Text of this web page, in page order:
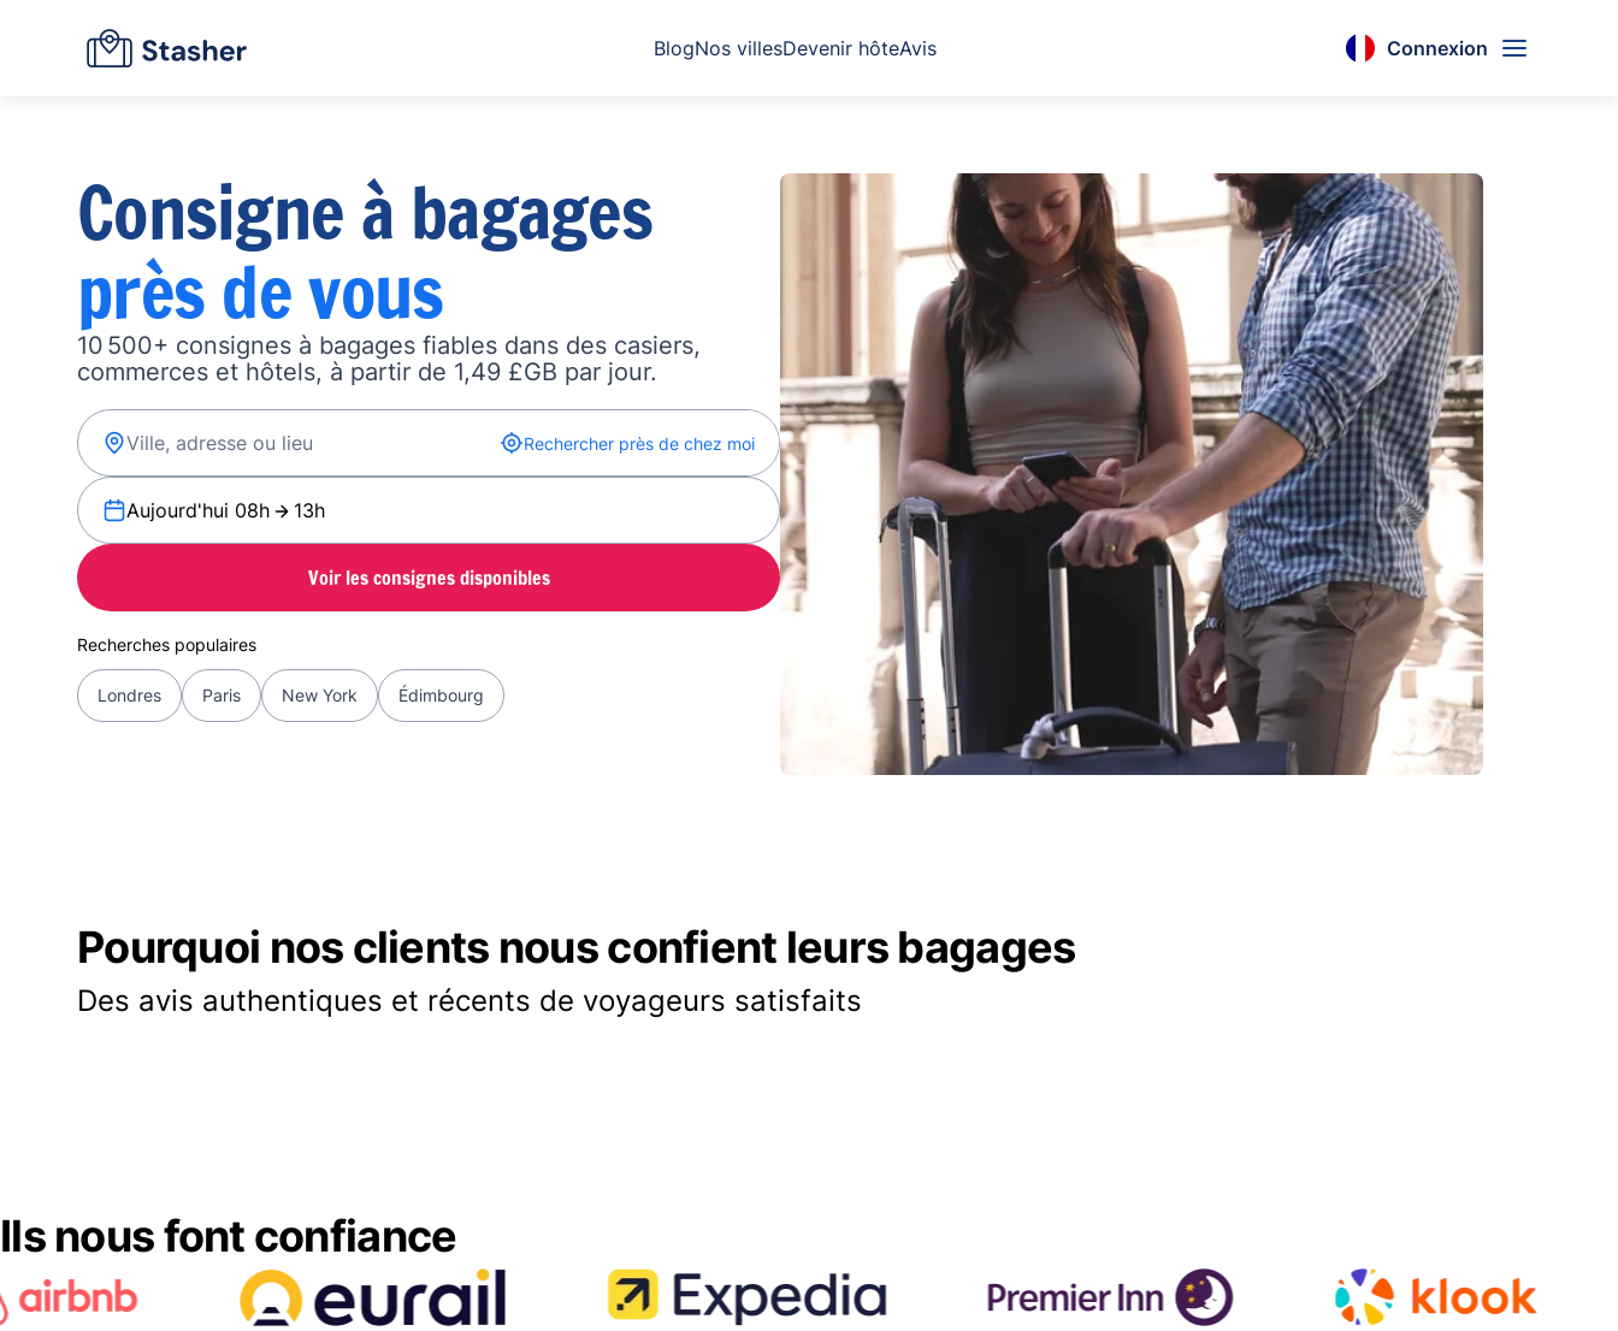
BlogNos villesDevenir hôteAvis Connexion
Consigne à bagages
près de vous
10 500+ consignes à bagages fiables dans des casiers,
commerces et hôtels, à partir de 1,49 £GB par jour.
Rechercher près de chez moi
Aujourd'hui 08h 13h
Voir les consignes disponibles
Recherches populaires
Londres Paris New York Édimbourg
Pourquoi nos clients nous confient leurs bagages
Des avis authentiques et récents de voyageurs satisfaits
Ils nous font confiance